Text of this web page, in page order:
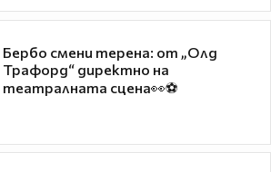
Бербо смени терена: от „Олд
Трафорд“ директно на
театралната сцена👀⚽